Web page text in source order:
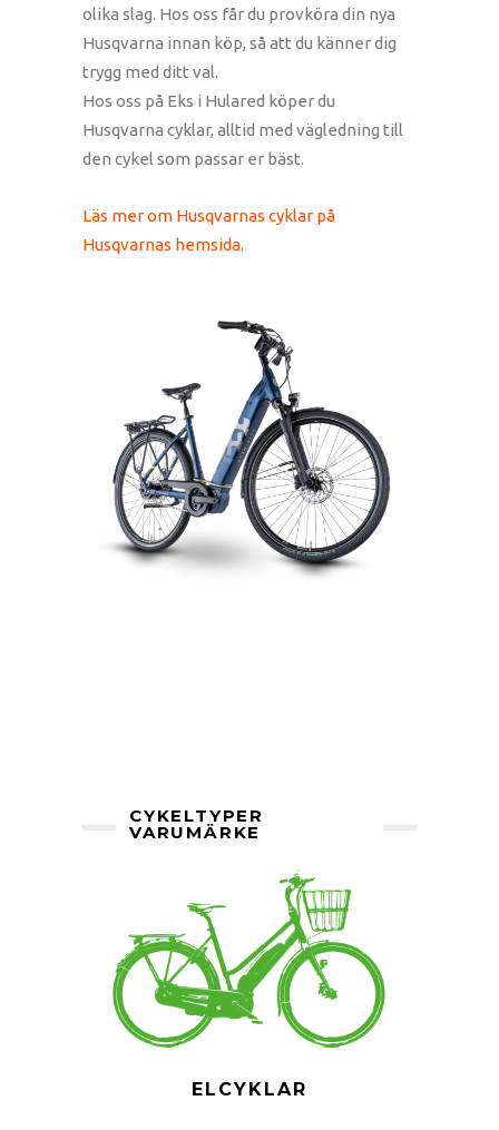
olika slag. Hos oss får du provköra din nya
Husqvarna innan köp, så att du känner dig
trygg med ditt val.
Hos oss på Eks i Hulared köper du
Husqvarna cyklar, alltid med vägledning till
den cykel som passar er bäst.
Läs mer om Husqvarnas cyklar på
Husqvarnas hemsida.
CYKELTYPER
VARUMÄRKE
ELCYKLAR